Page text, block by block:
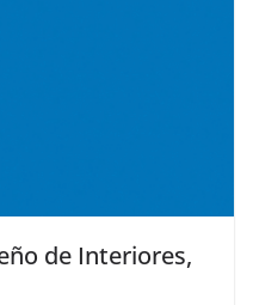
de Interiores,